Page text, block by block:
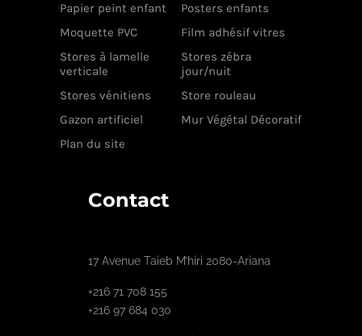
Papier peint enfant
Posters enfants
Moquette PVC
Film adhésif vitres
Stores à lamelle
verticale
Stores zébra
jour/nuit
Stores vénitiens
Store rouleau
Gazon artificiel
Mur Végétal Décoratif
Plan du site
Contact
17 Avenue Taieb M’hiri 2080-Ariana
+216 71 708 155
+216 97 684 030